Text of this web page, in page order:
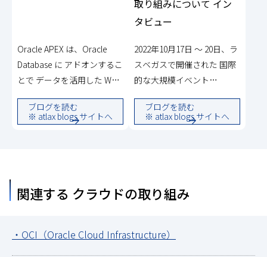
Oracle APEX は、Oracle
Database に アドオンするこ
とで データを活用した Web
アプリケーションを開発で
きる ローコードプラットフ
ォームです。今回のブログ
クフロー機能」を使って 業
務プロセス管理アプリケー
いて、簡単に ご紹介します
ブログを読む
※ atlax blogs サイトへ
取り組みについて イン
タビュー
2022年10月17日 ～ 20日、ラ
スベガスで開催された 国際
的な大規模イベント
「Oracle CloudWorld 2022」
にて、ローコード開発プラ
ットフォーム Oracle APEX
ド プロジェクトでの活用事
例を紹介しました ...
ブログを読む
※ atlax blogs サイトへ
関連する クラウドの取り組み
・OCI（Oracle Cloud Infrastructure）